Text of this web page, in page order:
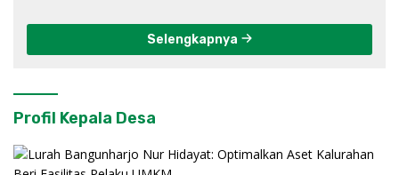
Selengkapnya
Profil Kepala Desa